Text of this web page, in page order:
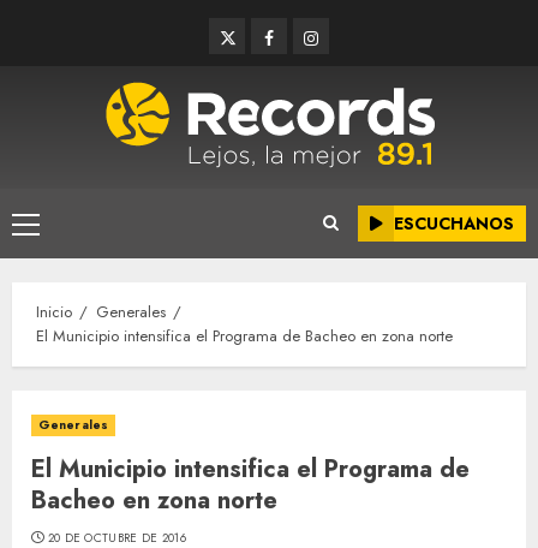
TwitterFacebookInstagram
Menú
principal
ESCUCHANOS
Inicio
Generales
El Municipio intensifica el Programa de Bacheo en zona norte
Generales
El Municipio intensifica el Programa de
Bacheo en zona norte
20 DE OCTUBRE DE 2016